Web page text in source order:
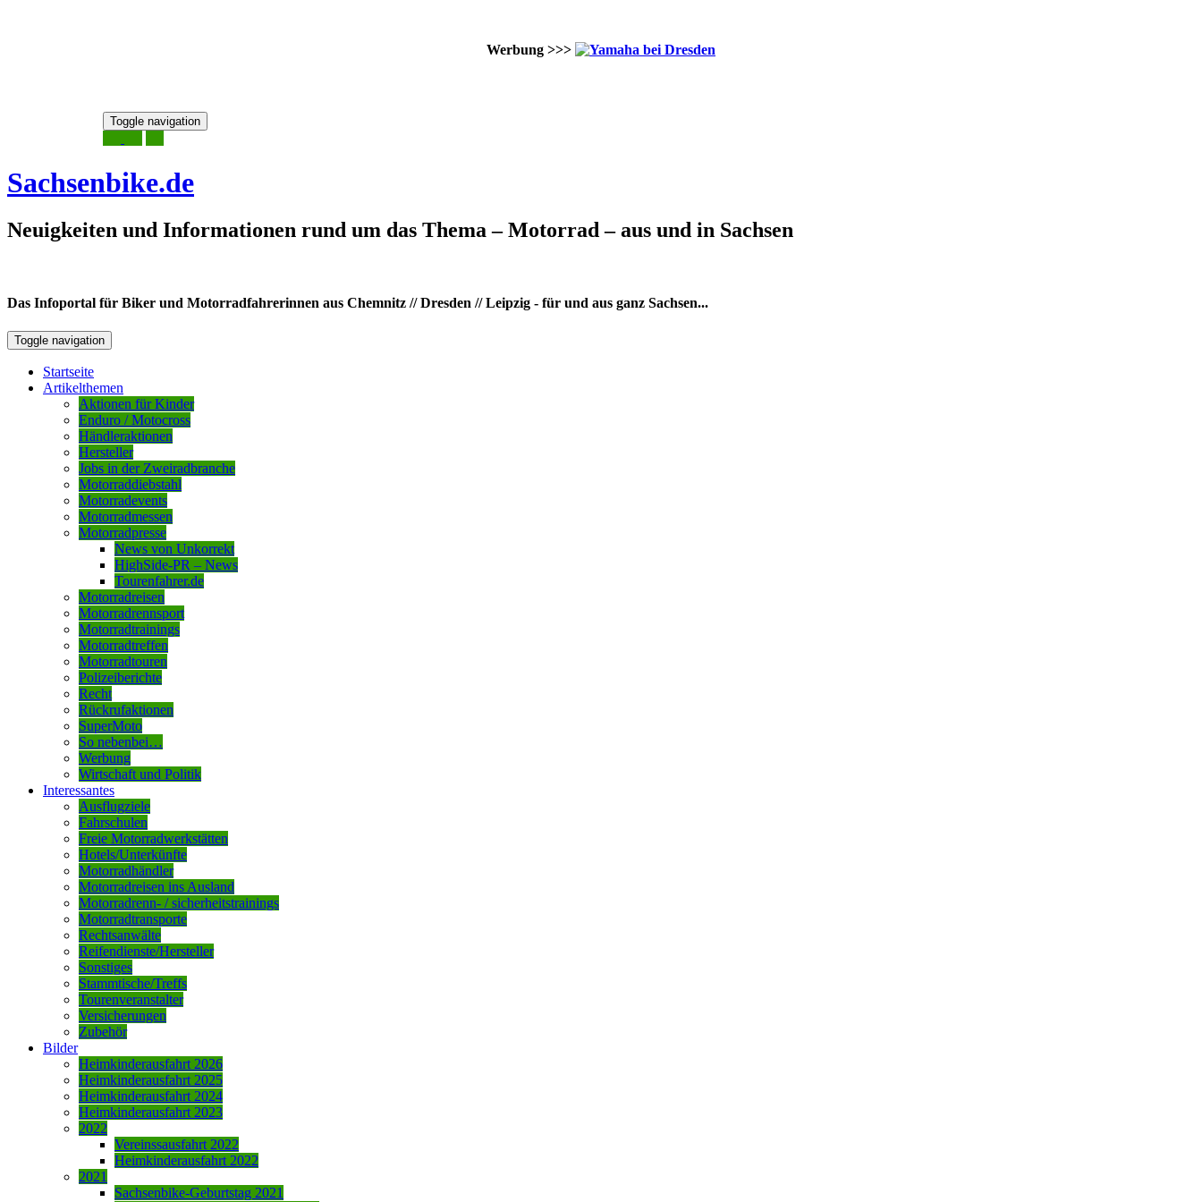
Werbung >>>
Toggle navigation
Sachsenbike.de
Neuigkeiten und Informationen rund um das Thema – Motorrad – aus und in Sachsen
Das Infoportal für Biker und Motorradfahrerinnen aus Chemnitz // Dresden // Leipzig - für und aus ganz Sachsen...
Toggle navigation
Startseite
Artikelthemen
Aktionen für Kinder
Enduro / Motocross
Händleraktionen
Hersteller
Jobs in der Zweiradbranche
Motorraddiebstahl
Motorradevents
Motorradmessen
Motorradpresse
News von Unkorrekt
HighSide-PR – News
Tourenfahrer.de
Motorradreisen
Motorradrennsport
Motorradtrainings
Motorradtreffen
Motorradtouren
Polizeiberichte
Recht
Rückrufaktionen
SuperMoto
So nebenbei…
Werbung
Wirtschaft und Politik
Interessantes
Ausflugziele
Fahrschulen
Freie Motorradwerkstätten
Hotels/Unterkünfte
Motorradhändler
Motorradreisen ins Ausland
Motorradrenn- / sicherheitstrainings
Motorradtransporte
Rechtsanwälte
Reifendienste/Hersteller
Sonstiges
Stammtische/Treffs
Tourenveranstalter
Versicherungen
Zubehör
Bilder
Heimkinderausfahrt 2026
Heimkinderausfahrt 2025
Heimkinderausfahrt 2024
Heimkinderausfahrt 2023
2022
Vereinssausfahrt 2022
Heimkinderausfahrt 2022
2021
Sachsenbike-Geburtstag 2021